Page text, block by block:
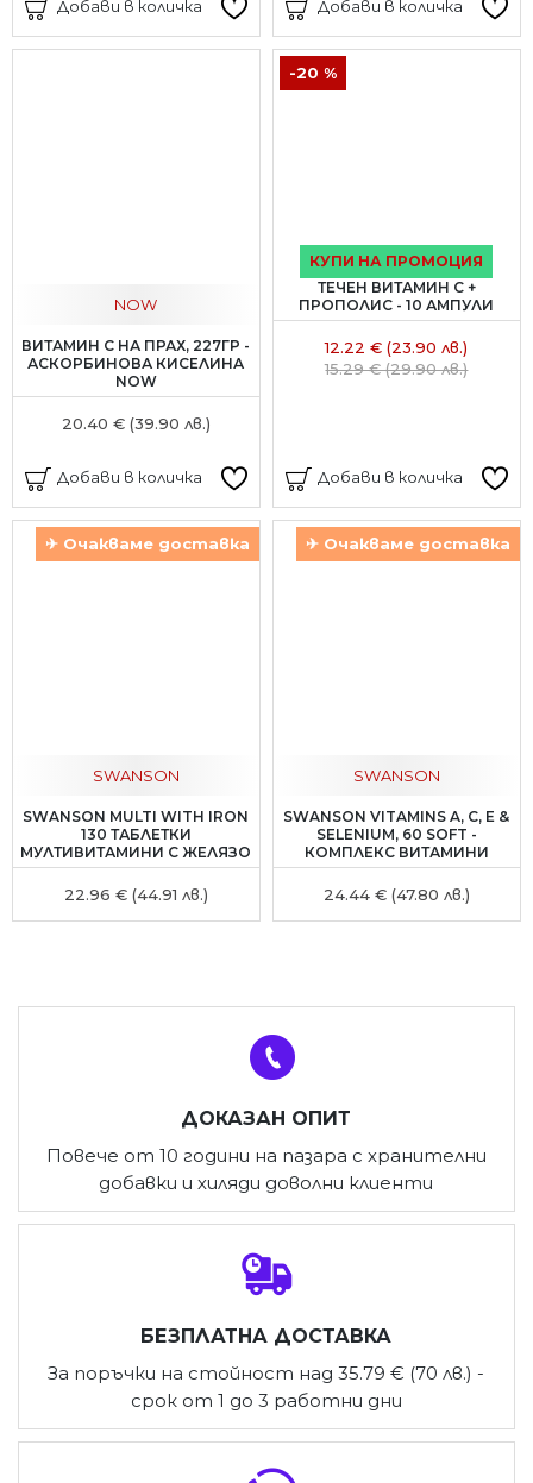
Добави в количка Добави в количка
NOW
ВИТАМИН С НА ПРАХ, 227ГР -
АСКОРБИНОВА КИСЕЛИНА
NOW
20.40 € (39.90 лв.)
Добави в количка
КУПИ НА ПРОМОЦИЯ
-20 %
ТЕЧЕН ВИТАМИН С +
ПРОПОЛИС - 10 АМПУЛИ
12.22 € (23.90 лв.)
15.29 € (29.90 лв.)
Добави в количка
✈ Очакваме доставка
SWANSON
SWANSON MULTI WITH IRON
130 ТАБЛЕТКИ
МУЛТИВИТАМИНИ С ЖЕЛЯЗО
22.96 € (44.91 лв.)
✈ Очакваме доставка
SWANSON
SWANSON VITAMINS A, C, E &
SELENIUM, 60 SOFT -
КОМПЛЕКС ВИТАМИНИ
24.44 € (47.80 лв.)
ДОКАЗАН ОПИТ
Повече от 10 години на пазара с хранителни
добавки и хиляди доволни клиенти
БЕЗПЛАТНА ДОСТАВКА
За поръчки на стойност над 35.79 € (70 лв.) -
срок от 1 до 3 работни дни